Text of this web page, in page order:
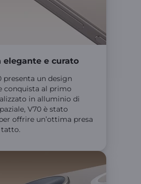
elegante e curato
presenta un design
conquista al primo
in alluminio di
V70 è stato
offrire un’ottima presa
tatto.